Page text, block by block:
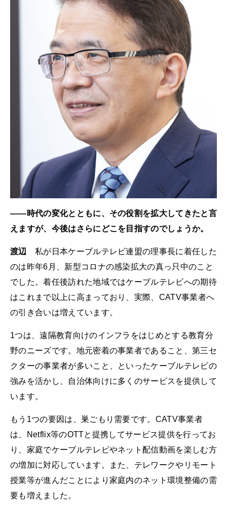
――時代の変化とともに、その役割を拡大してきたと言
えますが、今後はさらにどこを目指すのでしょうか。
渡辺 私が日本ケーブルテレビ連盟の理事長に着任した
のは昨年6月、新型コロナの感染拡大の真っ只中のこと
でした。着任後訪れた地域ではケーブルテレビへの期待
はこれまで以上に高まっており、実際、CATV事業者へ
の引き合いは増えています。
1つは、遠隔教育向けのインフラをはじめとする教育分
野のニーズです。地元密着の事業者であること、第三セ
クターの事業者が多いこと、といったケーブルテレビの
強みを活かし、自治体向けに多くのサービスを提供して
います。
もう1つの要因は、巣ごもり需要です。CATV事業者
は、Netflix等のOTTと提携してサービス提供を行ってお
り、家庭でケーブルテレビやネット配信動画を楽しむ方
の増加に対応しています。また、テレワークやリモート
授業等が進んだことにより家庭内のネット環境整備の需
要も増えました。